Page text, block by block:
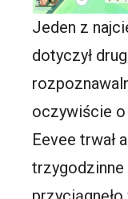
Jeden z
dotyczył
oczywiście o
Eevee trwał
trzygodzinne